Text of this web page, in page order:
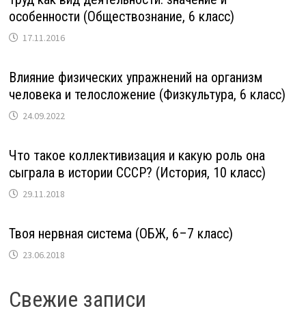
особенности (Обществознание, 6 класс)
17.11.2016
Влияние физических упражнений на организм
человека и телосложение (Физкультура, 6 класс)
24.09.2022
Что такое коллективизация и какую роль она
сыграла в истории СССР? (История, 10 класс)
29.11.2018
Твоя нервная система (ОБЖ, 6–7 класс)
23.06.2018
Свежие записи